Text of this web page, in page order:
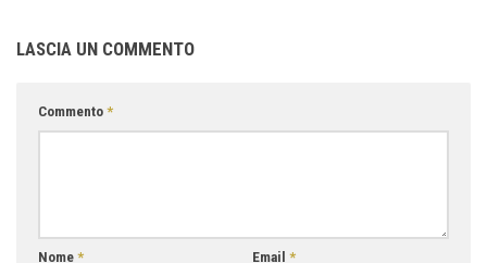
LASCIA UN COMMENTO
Commento *
Nome * Email *